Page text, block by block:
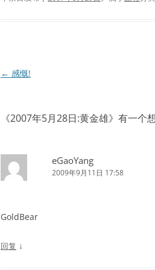
文
航
← 感慨!
《2007年5月28日:黄金雄》有一个
eGaoYang
2009年9月11日 17:58
GoldBear
回复 ↓